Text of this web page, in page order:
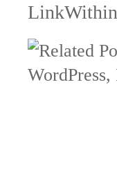
LinkWithin